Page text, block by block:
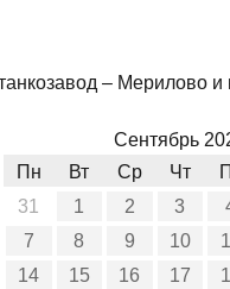
– Мерилово
Сентябрь
Пн
Вт Ср Чт
31
1 2 3
7
8 9 10
14
15 16 17